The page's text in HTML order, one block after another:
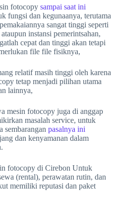
fotocopy sampai saat ini
fungsi dan kegunaanya, terutama
sangat tinggi seperti
instansi pemerintsahan,
cepat dan tinggi akan tetapi
file file fisiknya,
relatif masih tinggi oleh karena
tetap menjadi pilihan utama
lainnya,
mesin fotocopy juga di anggap
masalah service, untuk
sembarangan pasalnya ini
dan kenyamanan dalam
fotocopy di Cirebon Untuk
(rental), perawatan rutin, dan
memiliki reputasi dan paket